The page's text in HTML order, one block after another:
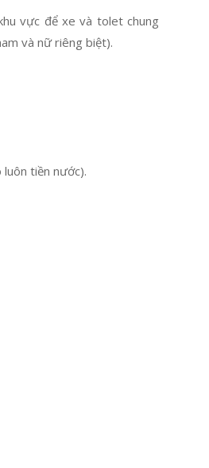
vực để xe và tolet chung
và nữ riêng biệt).
tiền nước).